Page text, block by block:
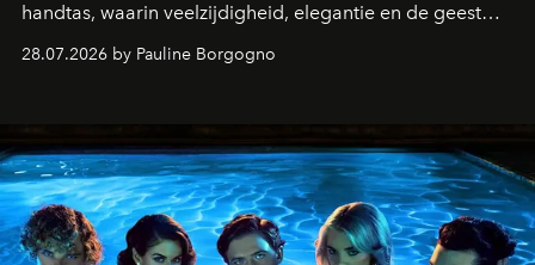
handtas, waarin veelzijdigheid, elegantie en de geest
van het reizen naadloos samenkomen.
28.07.2026 by Pauline Borgogno